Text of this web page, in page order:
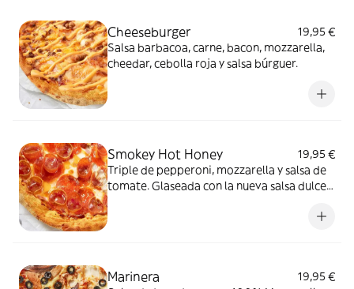
Cheeseburger
19,95 €
Salsa barbacoa, carne, bacon, mozzarella,
cheedar, cebolla roja y salsa búrguer.
Smokey Hot Honey
19,95 €
Triple de pepperoni, mozzarella y salsa de
tomate. Glaseada con la nueva salsa dulce y
Marinera
19,95 €